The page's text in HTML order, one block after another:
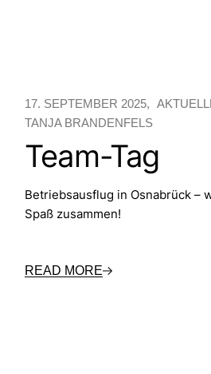
17. SEPTEMBER 2025
TANJA BRANDENFELS
Team-Tag
Betriebsausflug in Osnabrück –
Spaß zusammen!
READ MORE